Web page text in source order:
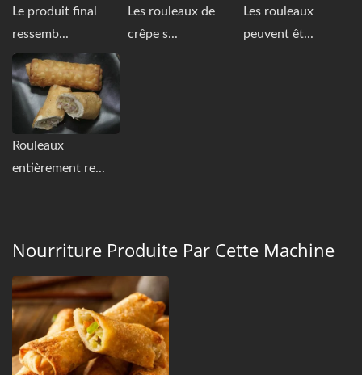
Le produit final
ressemb...
Les rouleaux de
crêpe s...
Les rouleaux
peuvent êt...
Rouleaux
entièrement re...
Nourriture Produite Par Cette Machine